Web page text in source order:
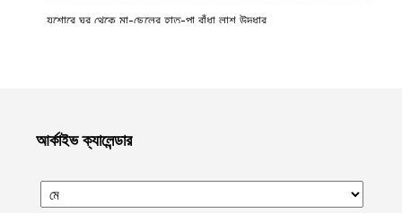
যশোরে ঘর থেকে মা-ছেলের হাত-পা বাঁধা লাশ উদ্ধার
গাজায় বর্বর ইসরায়েলি হামলায় ধ্বংসপ্রাপ্ত ভবন থেকে ১৯ লাশ উদ্ধার,
আগস্ট ৯, ২০২৬
আর্কাইভ ক্যালেন্ডার